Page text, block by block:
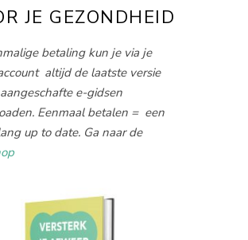
JE GEZONDHEID
betaling kun je via je
altijd de laatste versie
e-gidsen
Eenmaal betalen = een
up to date. Ga naar de